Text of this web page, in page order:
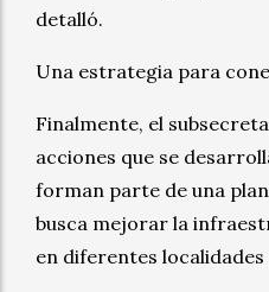
detalló.
Una estrategia para
Finalmente, el
acciones que se
forman parte de una
busca mejorar la
en diferentes